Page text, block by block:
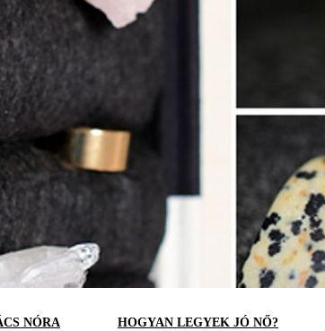
NÓRA HOGYAN LEGYEK JÓ NŐ?